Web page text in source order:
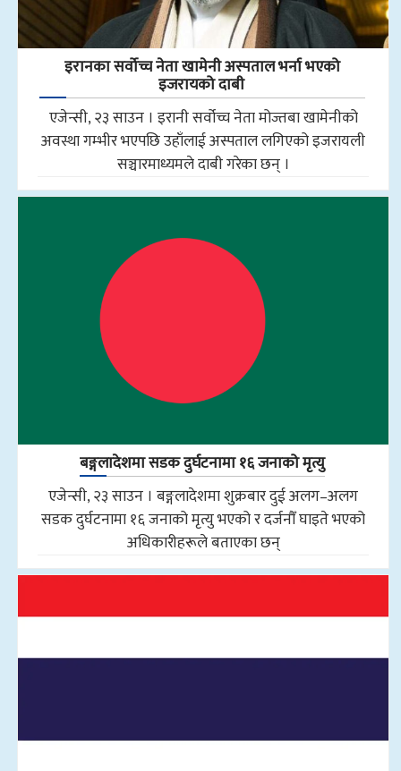
इरानका सर्वोच्च नेता खामेनी अस्पताल भर्ना भएको
इजरायको दाबी
एजेन्सी, २३ साउन । इरानी सर्वोच्च नेता मोज्तबा खामेनीको
अवस्था गम्भीर भएपछि उहाँलाई अस्पताल लगिएको इजरायली
सञ्चारमाध्यमले दाबी गरेका छन् ।
बङ्गलादेशमा सडक दुर्घटनामा १६ जनाको मृत्यु
एजेन्सी, २३ साउन । बङ्गलादेशमा शुक्रबार दुई अलग–अलग
सडक दुर्घटनामा १६ जनाको मृत्यु भएको र दर्जनौँ घाइते भएको
अधिकारीहरूले बताएका छन्